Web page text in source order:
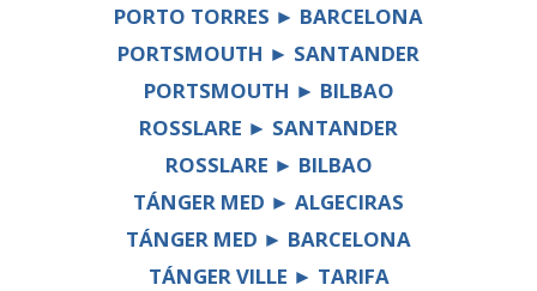
PORTO TORRES ► BARCELONA
PORTSMOUTH ► SANTANDER
PORTSMOUTH ► BILBAO
ROSSLARE ► SANTANDER
ROSSLARE ► BILBAO
TÁNGER MED ► ALGECIRAS
TÁNGER MED ► BARCELONA
TÁNGER VILLE ► TARIFA